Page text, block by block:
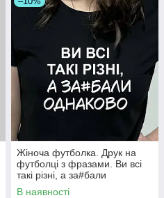
Жіноча футболка. Друк на
футболці з фразами. Ви всі
такі різні, а за#бали
однаково.
В наявності